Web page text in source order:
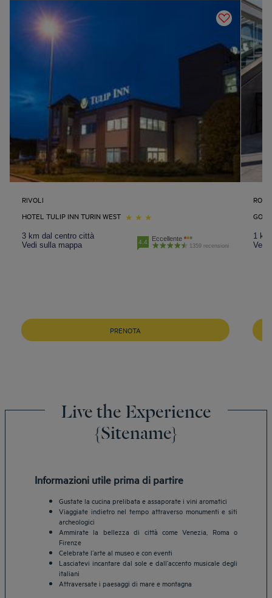
RIVOLI
HOTEL TULIP INN TURIN WEST
3 km dal centro città
Vedi sulla mappa
4.4 Eccellente
1359 recensioni
PRENOTA
ROME
1
Vedi
Live the Experience
{Sitename}
Informazioni utile prima di partire
Gustate la cucina prelibata e assaporate i vini aromatici
Viaggiate indietro nel tempo attraverso monumenti e siti
archeologici
Ammirate la bellezza di città come Venezia, Roma o
Firenze
Celebrate l’arte al museo e con eventi
Lasciatevi incantare dal sole e dall’accento musicale degli
italiani
Attraversate i paesaggi di mare e montagna